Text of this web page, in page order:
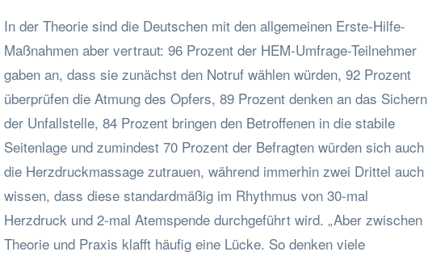
In der Theorie sind die Deutschen mit den allgemeinen Erste-Hilfe-
Maßnahmen aber vertraut: 96 Prozent der HEM-Umfrage-Teilnehmer
gaben an, dass sie zunächst den Notruf wählen würden, 92 Prozent
überprüfen die Atmung des Opfers, 89 Prozent denken an das Sichern
der Unfallstelle, 84 Prozent bringen den Betroffenen in die stabile
Seitenlage und zumindest 70 Prozent der Befragten würden sich auch
die Herzdruckmassage zutrauen, während immerhin zwei Drittel auch
wissen, dass diese standardmäßig im Rhythmus von 30-mal
Herzdruck und 2-mal Atemspende durchgeführt wird. „Aber zwischen
Theorie und Praxis klafft häufig eine Lücke. So denken viele